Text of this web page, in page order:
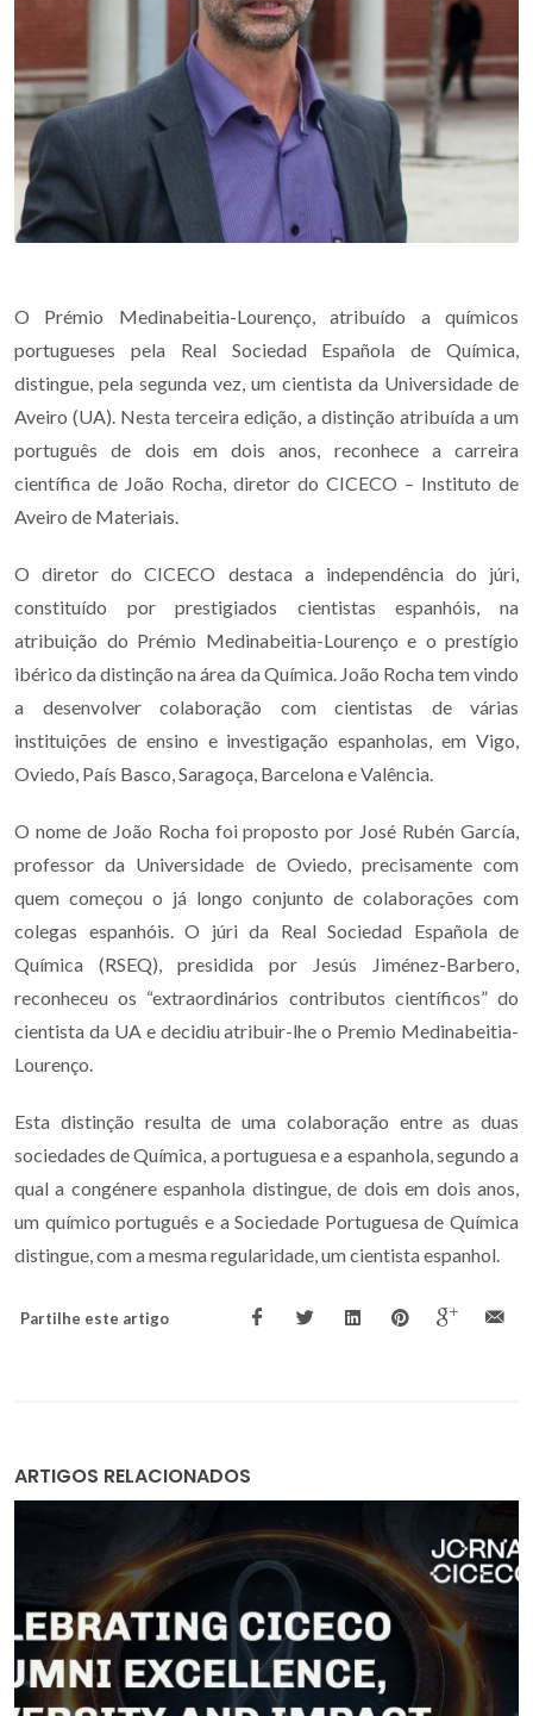
O Prémio Medinabeitia-Lourenço, atribuído a químicos
portugueses pela Real Sociedad Española de Química,
distingue, pela segunda vez, um cientista da Universidade de
Aveiro (UA). Nesta terceira edição, a distinção atribuída a um
português de dois em dois anos, reconhece a carreira
científica de João Rocha, diretor do CICECO – Instituto de
Aveiro de Materiais.
O diretor do CICECO destaca a independência do júri,
constituído por prestigiados cientistas espanhóis, na
atribuição do Prémio Medinabeitia-Lourenço e o prestígio
ibérico da distinção na área da Química. João Rocha tem vindo
a desenvolver colaboração com cientistas de várias
instituições de ensino e investigação espanholas, em Vigo,
Oviedo, País Basco, Saragoça, Barcelona e Valência.
O nome de João Rocha foi proposto por José Rubén García,
professor da Universidade de Oviedo, precisamente com
quem começou o já longo conjunto de colaborações com
colegas espanhóis. O júri da Real Sociedad Española de
Química (RSEQ), presidida por Jesús Jiménez-Barbero,
reconheceu os “extraordinários contributos científicos” do
cientista da UA e decidiu atribuir-lhe o Premio Medinabeitia-
Lourenço.
Esta distinção resulta de uma colaboração entre as duas
sociedades de Química, a portuguesa e a espanhola, segundo a
qual a congénere espanhola distingue, de dois em dois anos,
um químico português e a Sociedade Portuguesa de Química
distingue, com a mesma regularidade, um cientista espanhol.
Partilhe este artigo
ARTIGOS RELACIONADOS